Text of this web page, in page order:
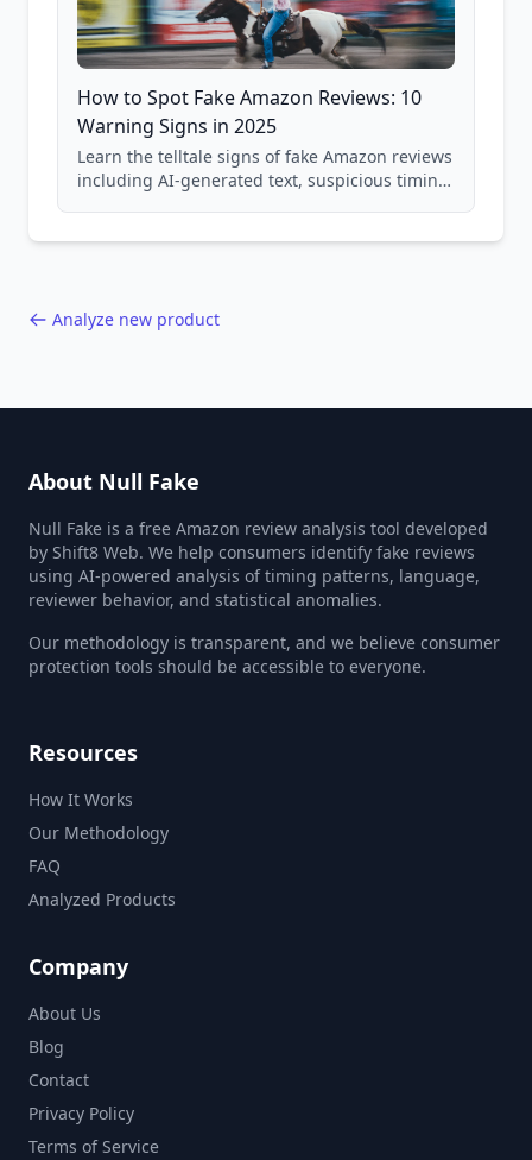
How to Spot Fake Amazon Reviews: 10
Warning Signs in 2025
Learn the telltale signs of fake Amazon reviews
including AI-generated text, suspicious timing
Analyze new product
About Null Fake
Null Fake is a free Amazon review analysis tool developed
by Shift8 Web. We help consumers identify fake reviews
using AI-powered analysis of timing patterns, language,
reviewer behavior, and statistical anomalies.
Our methodology is transparent, and we believe consumer
protection tools should be accessible to everyone.
Resources
How It Works
Our Methodology
FAQ
Analyzed Products
Company
About Us
Blog
Contact
Privacy Policy
Terms of Service